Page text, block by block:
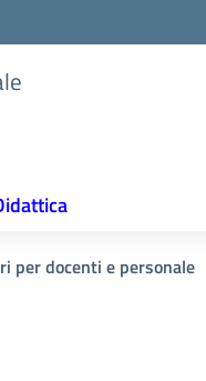
per docenti e personale